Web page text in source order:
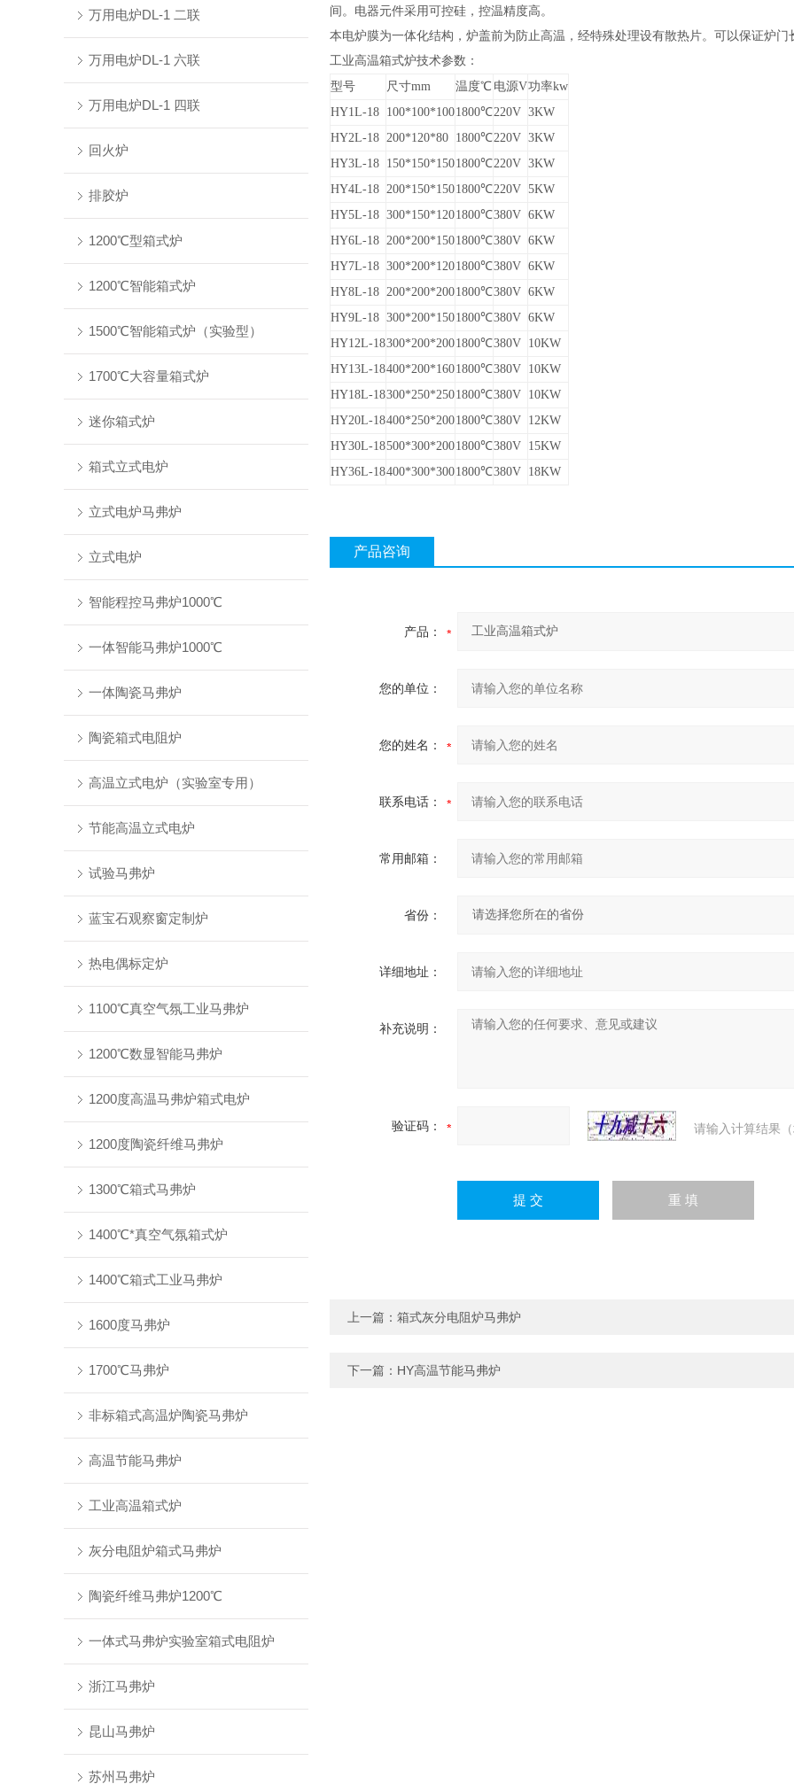
万用电炉DL-1 二联
万用电炉DL-1 六联
万用电炉DL-1 四联
回火炉
排胶炉
1200℃型箱式炉
1200℃智能箱式炉
1500℃智能箱式炉（实验型）
1700℃大容量箱式炉
迷你箱式炉
箱式立式电炉
立式电炉马弗炉
立式电炉
智能程控马弗炉1000℃
一体智能马弗炉1000℃
一体陶瓷马弗炉
陶瓷箱式电阻炉
高温立式电炉（实验室专用）
节能高温立式电炉
试验马弗炉
蓝宝石观察窗定制炉
热电偶标定炉
1100℃真空气氛工业马弗炉
1200℃数显智能马弗炉
1200度高温马弗炉箱式电炉
1200度陶瓷纤维马弗炉
1300℃箱式马弗炉
1400℃*真空气氛箱式炉
1400℃箱式工业马弗炉
1600度马弗炉
1700℃马弗炉
非标箱式高温炉陶瓷马弗炉
高温节能马弗炉
工业高温箱式炉
灰分电阻炉箱式马弗炉
陶瓷纤维马弗炉1200℃
一体式马弗炉实验室箱式电阻炉
浙江马弗炉
昆山马弗炉
苏州马弗炉
间。电器元件采用可控硅，控温精度高。
本电炉膜为一体化结构，炉盖前为防止高温，经特殊处理设有散热片。可以保证炉
工业高温箱式炉技术参数 ：
型号
尺寸mm 温度℃ 电源V功率kw
HY1L-18 100*100*1001800℃220V 3KW
HY2L-18 200*120*80 1800℃220V 3KW
HY3L-18 150*150*1501800℃220V 3KW
HY4L-18 200*150*1501800℃220V 5KW
HY5L-18 300*150*1201800℃380V 6KW
HY6L-18 200*200*1501800℃380V 6KW
HY7L-18 300*200*1201800℃380V 6KW
HY8L-18 200*200*2001800℃380V 6KW
HY9L-18 300*200*1501800℃380V 6KW
HY12L-18300*200*2001800℃380V 10KW
HY13L-18400*200*1601800℃380V 10KW
HY18L-18300*250*2501800℃380V 10KW
HY20L-18400*250*2001800℃380V 12KW
HY30L-18500*300*2001800℃380V 15KW
HY36L-18400*300*3001800℃380V 18KW
产品咨询
产品：
您的单位：
您的姓名：
联系电话：
常用邮箱：
省份：
详细地址：
补充说明：
验证码： 请输入计算结果
上一篇： 箱式灰分电阻炉马弗炉
下一篇： HY高温节能马弗炉